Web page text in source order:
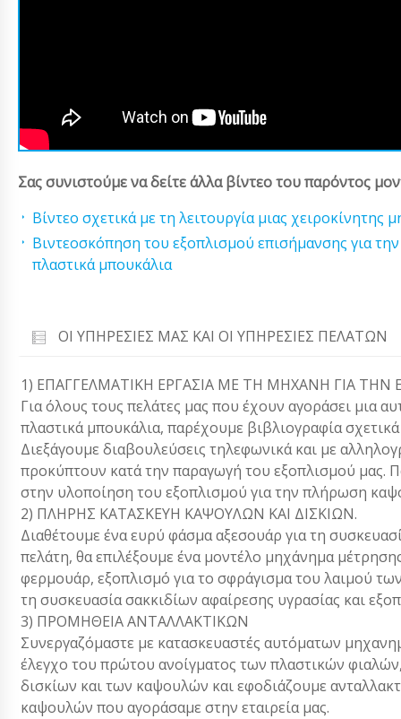
Σας συνιστούμε να δείτε άλλα βίντεο του παρόντος
Βίντεο σχετικά με τη λειτουργία μιας
Βιντεοσκόπηση του εξοπλισμού επισήμανσης για
πλαστικά μπουκάλια
ΟΙ ΥΠΗΡΕΣΊΕΣ ΜΑΣ ΚΑΙ ΟΙ ΥΠΗΡΕΣΊΕΣ ΠΕΛΑΤΏΝ
1) ΕΠΑΓΓΕΛΜΑΤΙΚΗ ΕΡΓΑΣΙΑ ΜΕ ΤΗ ΜΗΧΑΝΗ ΓΙΑ
Για όλους τους πελάτες μας που έχουν αγοράσει μια
πλαστικά μπουκάλια, παρέχουμε βιβλιογραφία
Διεξάγουμε διαβουλεύσεις τηλεφωνικά και με
προκύπτουν κατά την παραγωγή του εξοπλισμού μας.
στην υλοποίηση του εξοπλισμού για την πλήρωση
2) ΠΛΗΡΗΣ ΚΑΤΑΣΚΕΥΗ ΚΑΨΟΥΛΩΝ ΚΑΙ ΔΙΣΚΙΩΝ.
Διαθέτουμε ένα ευρύ φάσμα αξεσουάρ για τη
πελάτη, θα επιλέξουμε ένα μοντέλο μηχάνημα
φερμουάρ, εξοπλισμό για το σφράγισμα του λαιμού
τη συσκευασία σακκιδίων αφαίρεσης υγρασίας και
3) ΠΡΟΜΗΘΕΙΑ ΑΝΤΑΛΛΑΚΤΙΚΩΝ
Συνεργαζόμαστε με κατασκευαστές αυτόματων
έλεγχο του πρώτου ανοίγματος των πλαστικών
δισκίων και των καψουλών και εφοδιάζουμε
καψουλών που αγοράσαμε στην εταιρεία μας.